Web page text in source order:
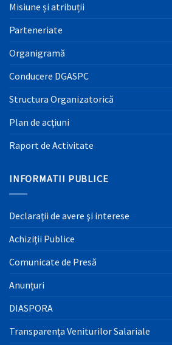
Misiune și atribuții
Parteneriate
Organigramă
Conducere DGASPC
Structura Organizatorică
Plan de acțiuni
Raport de Activitate
INFORMATII PUBLICE
Declaraţii de avere şi interese
Achiziţii Publice
Comunicate de Presă
Anunțuri
DIASPORA
Transparența Veniturilor Salariale